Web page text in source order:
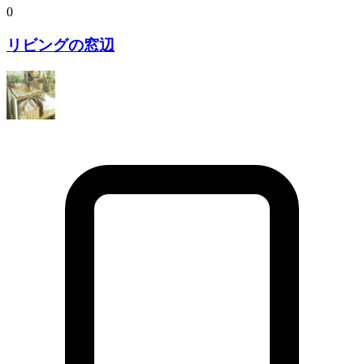
0
リビングの窓辺